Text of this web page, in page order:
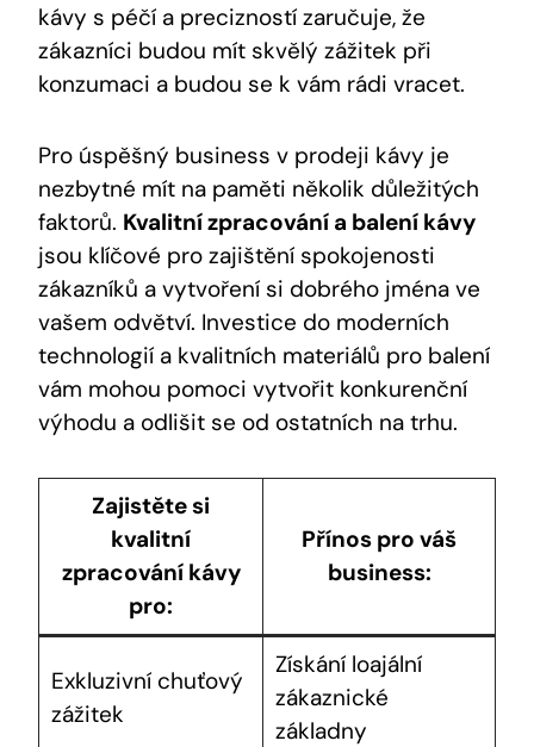
kávy s péčí a precizností zaručuje, že
zákazníci budou mít skvělý zážitek při
konzumaci a budou se k vám rádi vracet.
Pro úspěšný business v prodeji kávy je
nezbytné mít na paměti několik důležitých
faktorů. Kvalitní zpracování a balení kávy
jsou klíčové pro zajištění spokojenosti
zákazníků a vytvoření si dobrého jména ve
vašem odvětví. Investice do moderních
technologií a kvalitních materiálů pro balení
vám mohou pomoci vytvořit konkurenční
výhodu a odlišit se od ostatních na trhu.
Zajistěte si
kvalitní
zpracování kávy
pro:
Přínos pro váš
business:
Exkluzivní chuťový
zážitek
Získání loajální
zákaznické
základny